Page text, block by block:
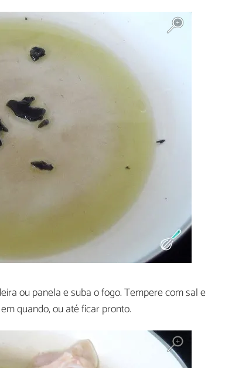
ou panela e suba o fogo. Tempere com sal e
quando, ou até ficar pronto.